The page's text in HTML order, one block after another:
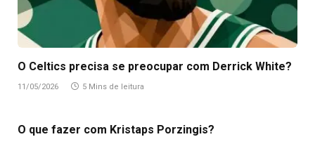
O Celtics precisa se preocupar com Derrick White?
11/05/2026 5 Mins de leitura
O que fazer com Kristaps Porzingis?